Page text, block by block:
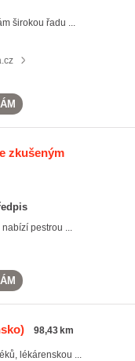
související štítky
širokou řadu ...
zkušeným
pestrou ...
98,43 km
lékárenskou ...